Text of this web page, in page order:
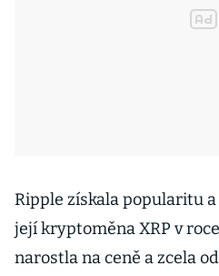
Ripple získala popularitu
její kryptoměna XRP v
narostla na ceně a zcela